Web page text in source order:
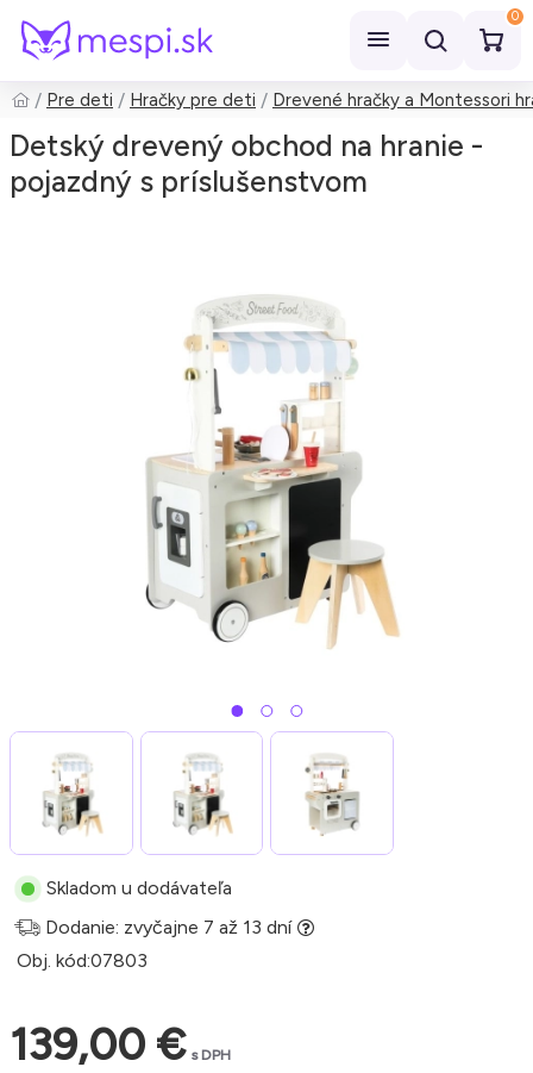
0
Hľadať
Pre deti Hračky pre deti Drevené hračky a Montessori
Detský drevený obchod na hranie -
pojazdný s príslušenstvom
139,00 € s DPH
Skladom u dodávateľa
Dodanie: zvyčajne 7 až 13 dní
Obj. kód:07803